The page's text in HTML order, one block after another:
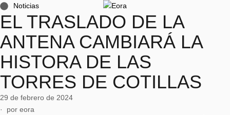
Noticias
EL TRASLADO DE LA
ANTENA CAMBIARÁ LA
HISTORA DE LAS
TORRES DE COTILLAS
29 de febrero de 2024
·  por eora